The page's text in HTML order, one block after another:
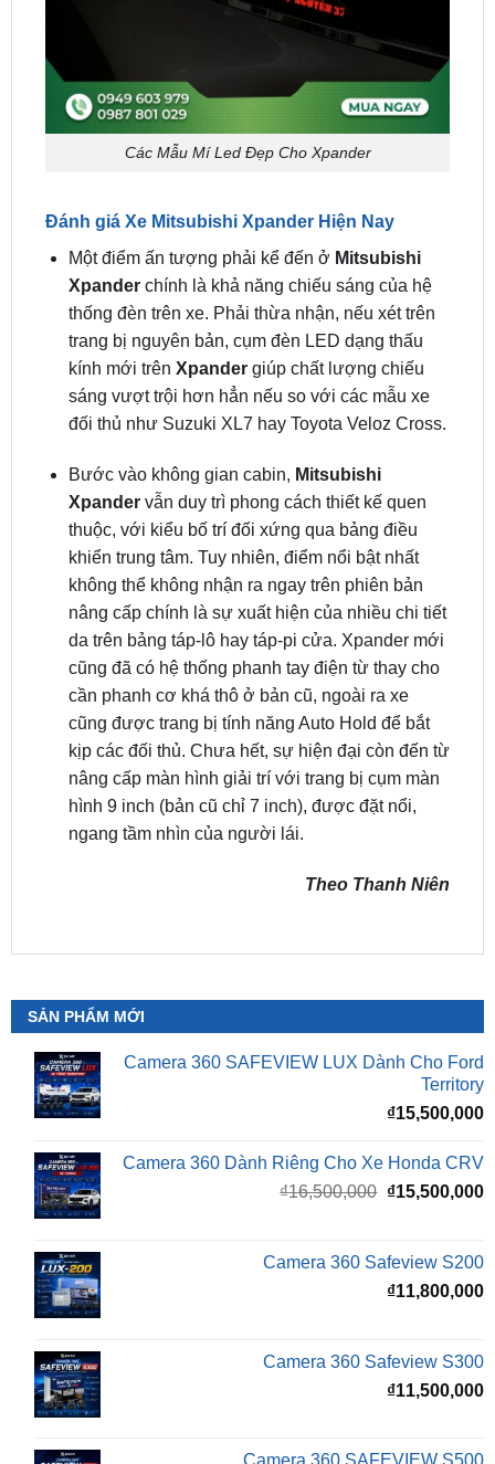
Các Mẫu Mí Led Đẹp Cho Xpander
Đánh giá Xe Mitsubishi Xpander Hiện Nay
Xpanderchính là khả năng chiếu sáng của hệ
thống đèn trên xe. Phải thừa nhận, nếu xét trên
trang bị nguyên bản, cụm đèn LED dạng thấu
kính mới trênXpandergiúp chất lượng chiếu
sáng vượt trội hơn hẳn nếu so với các mẫu xe
đối thủ như Suzuki XL7 hay Toyota Veloz Cross.
Bước vào không gian cabin,Mitsubishi
thuộc, với kiểu bố trí đối xứng qua bảng điều
khiển trung tâm. Tuy nhiên, điểm nổi bật nhất
không thể không nhận ra ngay trên phiên bản
nâng cấp chính là sự xuất hiện của nhiều chi tiết
da trên bảng táp-lô hay táp-pi cửa. Xpander mới
cũng đã có hệ thống phanh tay điện từ thay cho
cần phanh cơ khá thô ở bản cũ, ngoài ra xe
cũng được trang bị tính năng Auto Hold để bắt
kịp các đối thủ. Chưa hết, sự hiện đại còn đến từ
nâng cấp màn hình giải trí với trang bị cụm màn
hình 9 inch (bản cũ chỉ 7 inch), được đặt nổi,
ngang tầm nhìn của người lái.
SẢN PHẨM MỚI
Camera 360 SAFEVIEW LUX Dành Cho Ford
₫15,500,000
Camera 360 Dành Riêng Cho Xe Honda CRV
gốc
₫16,500,000.
Camera 360 Safeview S200
Camera 360 Safeview S300
Camera 360 SAFEVIEW S500
gốc